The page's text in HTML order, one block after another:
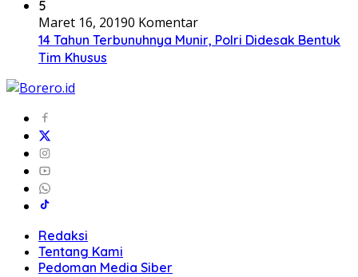
5
Maret 16, 20190 Komentar
14 Tahun Terbunuhnya Munir, Polri Didesak Bentuk
Tim Khusus
Redaksi
Tentang Kami
Pedoman Media Siber